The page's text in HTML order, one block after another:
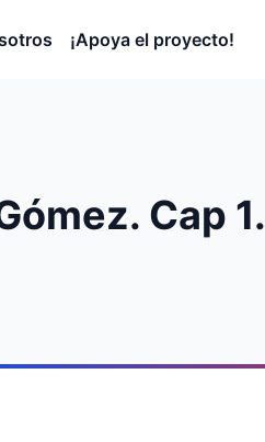
¡Apoya el proyecto!
Cap 1.